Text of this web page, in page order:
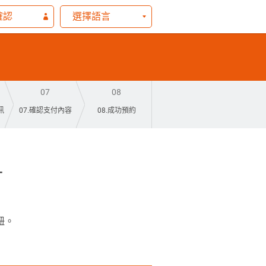
選擇語言
認
07
07.確認支付內容
08
08.成功預約